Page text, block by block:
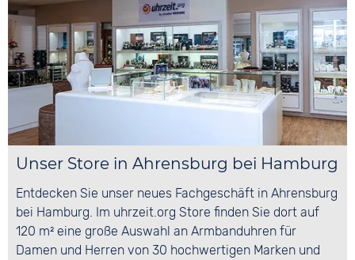
Unser Store in Ahrensburg bei Hamburg
Entdecken Sie unser neues Fachgeschäft in Ahrensburg
bei Hamburg. Im uhrzeit.org Store finden Sie dort auf
120 m² eine große Auswahl an Armbanduhren für
Damen und Herren von 30 hochwertigen Marken und